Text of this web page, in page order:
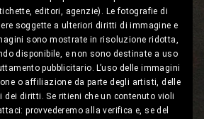
editori, agenzie). Le fotografie di
soggette a ulteriori diritti di immagine e
sono mostrate in risoluzione ridotta,
disponibile, e non sono destinate a uso
pubblicitario. L’uso delle immagini
o affiliazione da parte degli artisti, delle
dei diritti. Se ritieni che un contenuto violi
provvederemo alla verifica e, se del